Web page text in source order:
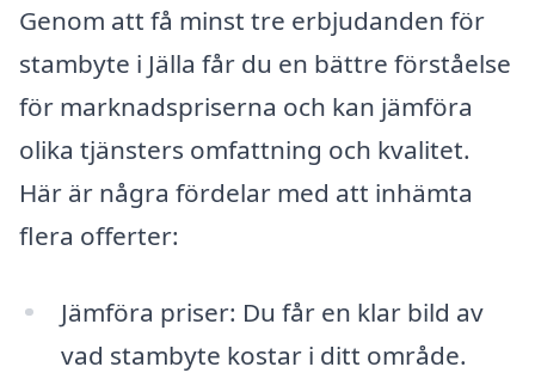
Genom att få minst tre erbjudanden för
stambyte i Jälla får du en bättre förståelse
för marknadspriserna och kan jämföra
olika tjänsters omfattning och kvalitet.
Här är några fördelar med att inhämta
flera offerter:
Jämföra priser: Du får en klar bild av
vad stambyte kostar i ditt område.